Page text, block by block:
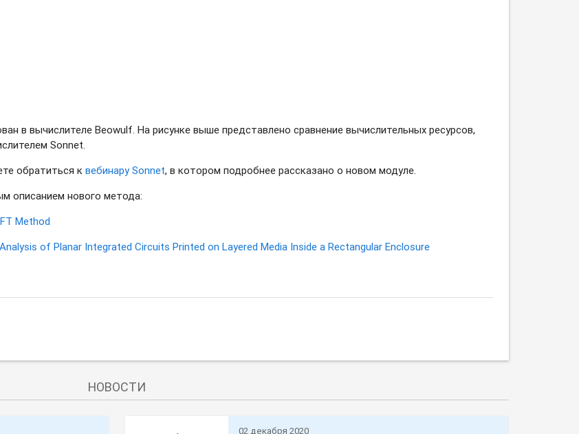
в вычислителе Beowulf. На рисунке выше представлено сравнение вычислительных ресурсов,
Sonnet.
обратиться к вебинару Sonnet, в котором подробнее рассказано о новом модуле.
описанием нового метода:
Method
of Planar Integrated Circuits Printed on Layered Media Inside a Rectangular Enclosure
НОВОСТИ
02 декабря 2020